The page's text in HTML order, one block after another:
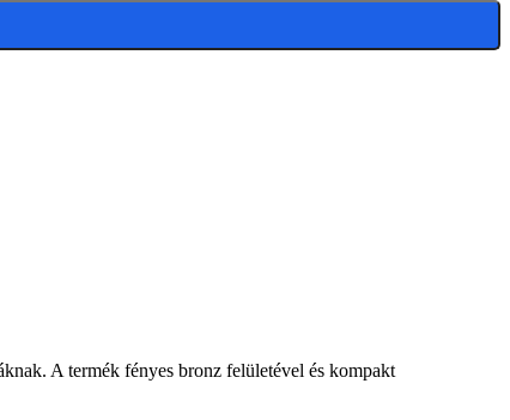
A termék fényes bronz felületével és kompakt